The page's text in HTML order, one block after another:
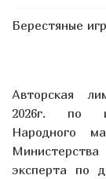
Авторская
2026г. по
Народного
эксперта по
Берестяные